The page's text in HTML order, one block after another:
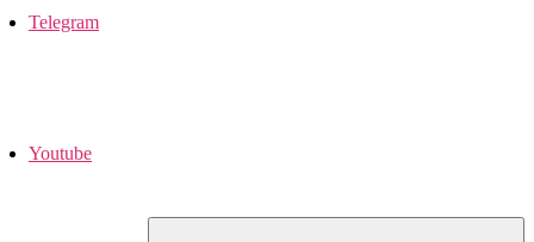
Telegram
Youtube